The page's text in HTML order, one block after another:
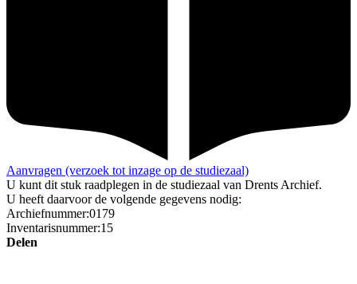
Aanvragen (verzoek tot inzage op de studiezaal)
U kunt dit stuk raadplegen in de studiezaal van Drents Archief.
U heeft daarvoor de volgende gegevens nodig:
Archiefnummer:0179
Inventarisnummer:15
Delen